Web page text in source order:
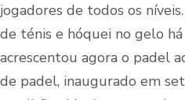
jogadores de todos os
de ténis e hóquei no gelo há
acrescentou agora o padel
de padel, inaugurado em